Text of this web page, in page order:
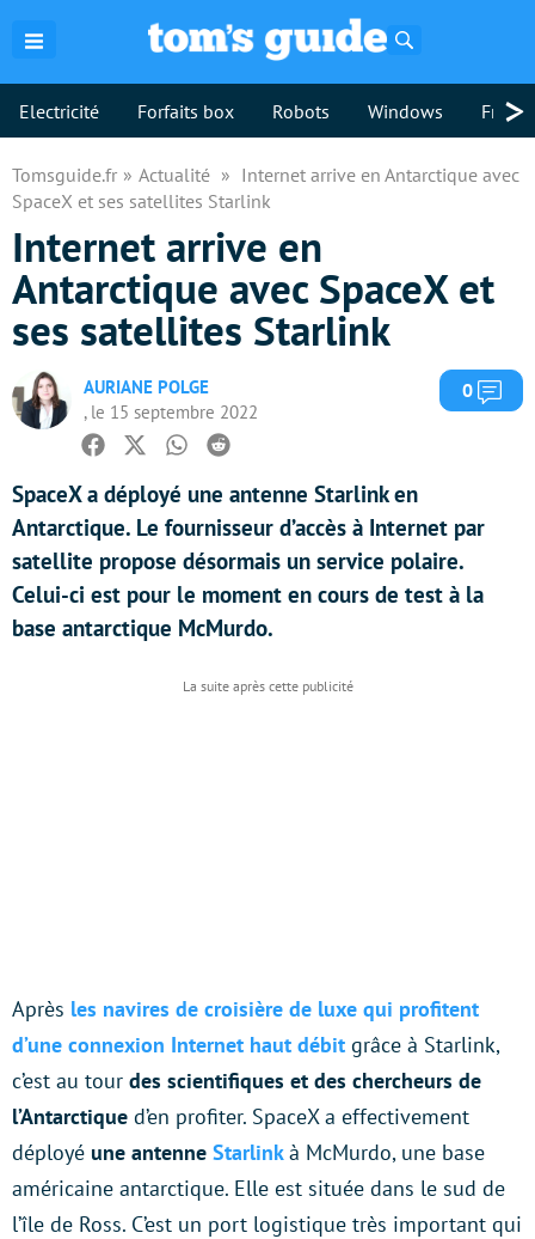
Electricité Forfaits box Robots Windows >
Tomsguide.fr Actualité
Internet arrive en Antarctique avec
SpaceX et ses satellites Starlink
Internet arrive en
Antarctique avec SpaceX et
ses satellites Starlink
AURIANE POLGE
, le 15 septembre 2022
0
Facebook
TwitterWhatsapp
Reddit
SpaceX a déployé une antenne Starlink en
Antarctique. Le fournisseur d’accès à Internet par
satellite propose désormais un service polaire.
Celui-ci est pour le moment en cours de test à la
base antarctique McMurdo.
Après les navires de croisière de luxe qui profitent
d’une connexion Internet haut débit grâce à Starlink,
c’est au tour des scientifiques et des chercheurs de
l’Antarctique d’en profiter. SpaceX a effectivement
déployé une antenne Starlink à McMurdo, une base
américaine antarctique. Elle est située dans le sud de
l’île de Ross. C’est un port logistique très important qui